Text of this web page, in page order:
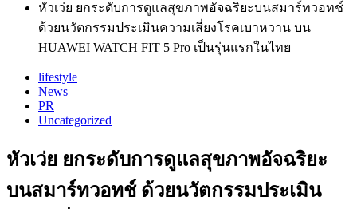
หัวเว่ย ยกระดับการดูแลสุขภาพอัจฉริยะบนสมาร์ทวอทช์
ด้วยนวัตกรรมประเมินความเสี่ยงโรคเบาหวาน บน
HUAWEI WATCH FIT 5 Pro เป็นรุ่นแรกในไทย
lifestyle
News
PR
Uncategorized
หัวเว่ย ยกระดับการดูแลสุขภาพอัจฉริยะ
บนสมาร์ทวอทช์ ด้วยนวัตกรรมประเมิน